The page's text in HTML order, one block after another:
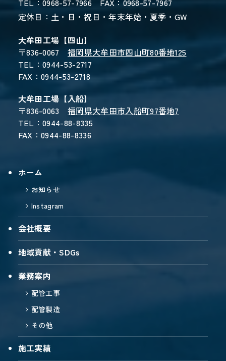
TEL：0968-57-7966 FAX：0968-57-7967
定休日：土・日・祝日・年末年始・夏季・GW
大牟田工場【四山】
〒836-0067福岡県大牟田市四山町80番地125
TEL：0944-53-2717
FAX：0944-53-2718
大牟田工場【入船】
〒836-0063福岡県大牟田市入船町97番地7
TEL：0944-88-8335
FAX：0944-88-8336
ホーム
お知らせ
Instagram
会社概要
地域貢献・SDGs
業務案内
配管工事
配管製造
その他
施工実績